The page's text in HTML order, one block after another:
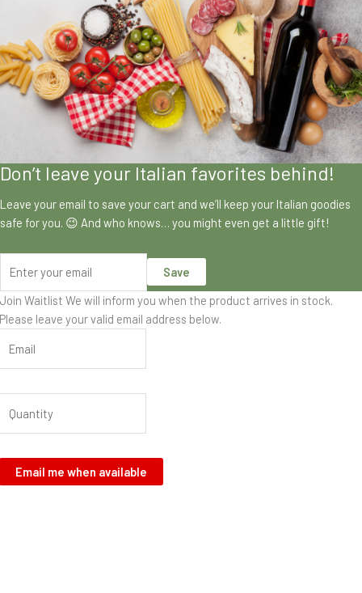
Don’t leave your Italian favorites behind!
Leave your email to save your cart and we’ll keep your Italian goodies
safe for you. 😉 And who knows… you might even get a little gift!
Save
Join Waitlist We will inform you when the product arrives in stock.
Please leave your valid email address below.
Email me when available